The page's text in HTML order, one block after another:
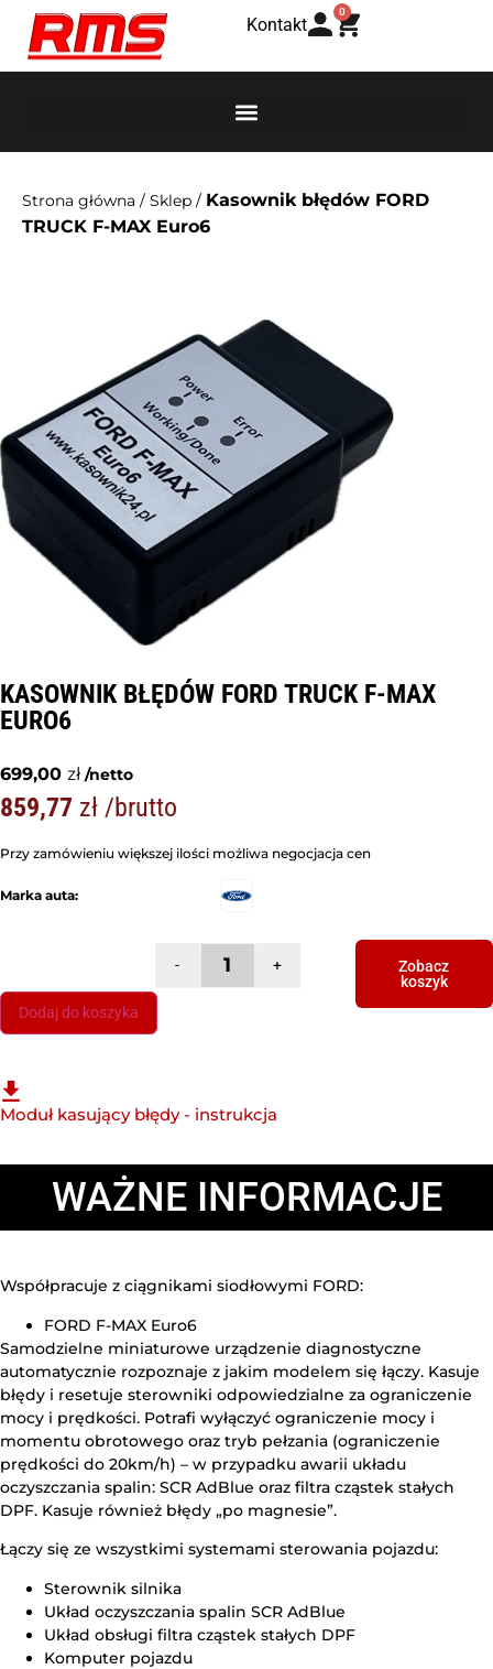
Kontakt
0
Strona główna / Sklep / Kasownik błędów FORD
TRUCK F-MAX Euro6
KASOWNIK BŁĘDÓW FORD TRUCK F-MAX
EURO6
699,00 zł
859,77 zł
Przy zamówieniu większej ilości możliwa negocjacja cen
Marka auta:
- +
Dodaj do koszyka
Zobacz
koszyk
Moduł kasujący błędy - instrukcja
WAŻNE INFORMACJE
Współpracuje z ciągnikami siodłowymi FORD:
FORD F-MAX Euro6
Samodzielne miniaturowe urządzenie diagnostyczne
automatycznie rozpoznaje z jakim modelem się łączy. Kasuje
błędy i resetuje sterowniki odpowiedzialne za ograniczenie
mocy i prędkości. Potrafi wyłączyć ograniczenie mocy i
momentu obrotowego oraz tryb pełzania (ograniczenie
prędkości do 20km/h) – w przypadku awarii układu
oczyszczania spalin: SCR AdBlue oraz filtra cząstek stałych
DPF. Kasuje również błędy „po magnesie”.
Łączy się ze wszystkimi systemami sterowania pojazdu:
Sterownik silnika
Układ oczyszczania spalin SCR AdBlue
Układ obsługi filtra cząstek stałych DPF
Komputer pojazdu